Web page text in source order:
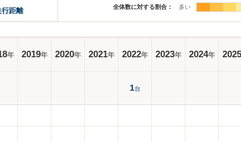
行距離 全体数に対する割合： 多い
年 2019年 2020年 2021年 2022年 2023年 2024年 2025
1台